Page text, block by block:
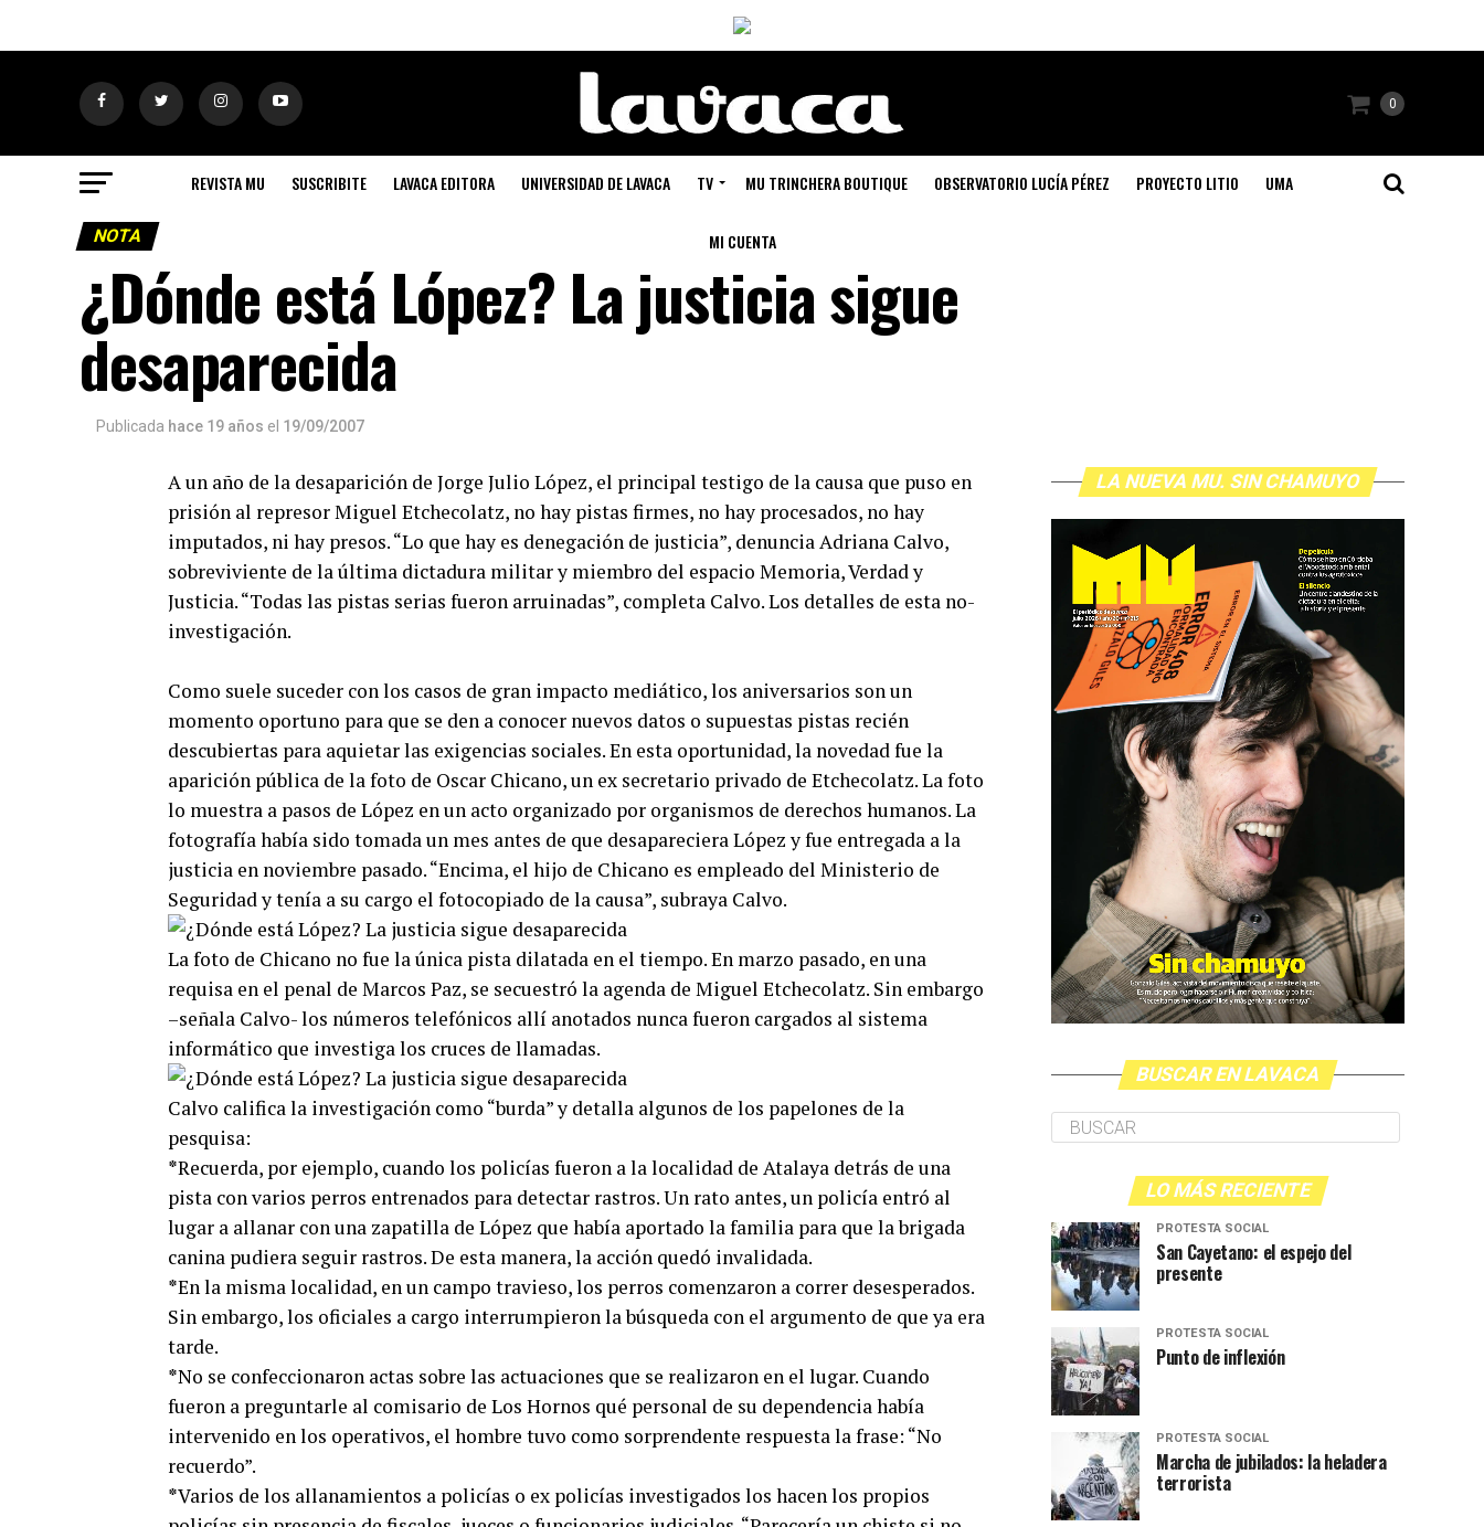
0
REVISTA MU SUSCRIBITE LAVACA EDITORA UNIVERSIDAD DE LAVACA TV MU TRINCHERA BOUTIQUE OBSERVATORIO LUCÍA PÉREZ PROYECTO LITIO UMA
MI CUENTA
NOTA
¿Dónde está López? La justicia sigue
desaparecida
Publicada hace 19 años el 19/09/2007
A un año de la desaparición de Jorge Julio López, el principal testigo de la causa que puso en
prisión al represor Miguel Etchecolatz, no hay pistas firmes, no hay procesados, no hay
imputados, ni hay presos. “Lo que hay es denegación de justicia”, denuncia Adriana Calvo,
sobreviviente de la última dictadura militar y miembro del espacio Memoria, Verdad y
Justicia. “Todas las pistas serias fueron arruinadas”, completa Calvo. Los detalles de esta no-
investigación.
Como suele suceder con los casos de gran impacto mediático, los aniversarios son un
momento oportuno para que se den a conocer nuevos datos o supuestas pistas recién
descubiertas para aquietar las exigencias sociales. En esta oportunidad, la novedad fue la
aparición pública de la foto de Oscar Chicano, un ex secretario privado de Etchecolatz. La foto
lo muestra a pasos de López en un acto organizado por organismos de derechos humanos. La
fotografía había sido tomada un mes antes de que desapareciera López y fue entregada a la
justicia en noviembre pasado. “Encima, el hijo de Chicano es empleado del Ministerio de
Seguridad y tenía a su cargo el fotocopiado de la causa”, subraya Calvo.
La foto de Chicano no fue la única pista dilatada en el tiempo. En marzo pasado, en una
requisa en el penal de Marcos Paz, se secuestró la agenda de Miguel Etchecolatz. Sin embargo
–señala Calvo- los números telefónicos allí anotados nunca fueron cargados al sistema
informático que investiga los cruces de llamadas.
Calvo califica la investigación como “burda” y detalla algunos de los papelones de la
pesquisa:
*Recuerda, por ejemplo, cuando los policías fueron a la localidad de Atalaya detrás de una
pista con varios perros entrenados para detectar rastros. Un rato antes, un policía entró al
lugar a allanar con una zapatilla de López que había aportado la familia para que la brigada
canina pudiera seguir rastros. De esta manera, la acción quedó invalidada.
*En la misma localidad, en un campo travieso, los perros comenzaron a correr desesperados.
Sin embargo, los oficiales a cargo interrumpieron la búsqueda con el argumento de que ya era
tarde.
*No se confeccionaron actas sobre las actuaciones que se realizaron en el lugar. Cuando
fueron a preguntarle al comisario de Los Hornos qué personal de su dependencia había
intervenido en los operativos, el hombre tuvo como sorprendente respuesta la frase: “No
recuerdo”.
*Varios de los allanamientos a policías o ex policías investigados los hacen los propios
LA NUEVA MU. SIN CHAMUYO
BUSCAR EN LAVACA
LO MÁS RECIENTE
PROTESTA SOCIAL
San Cayetano: el espejo del
presente
PROTESTA SOCIAL
Punto de inflexión
PROTESTA SOCIAL
Marcha de jubilados: la heladera
terrorista